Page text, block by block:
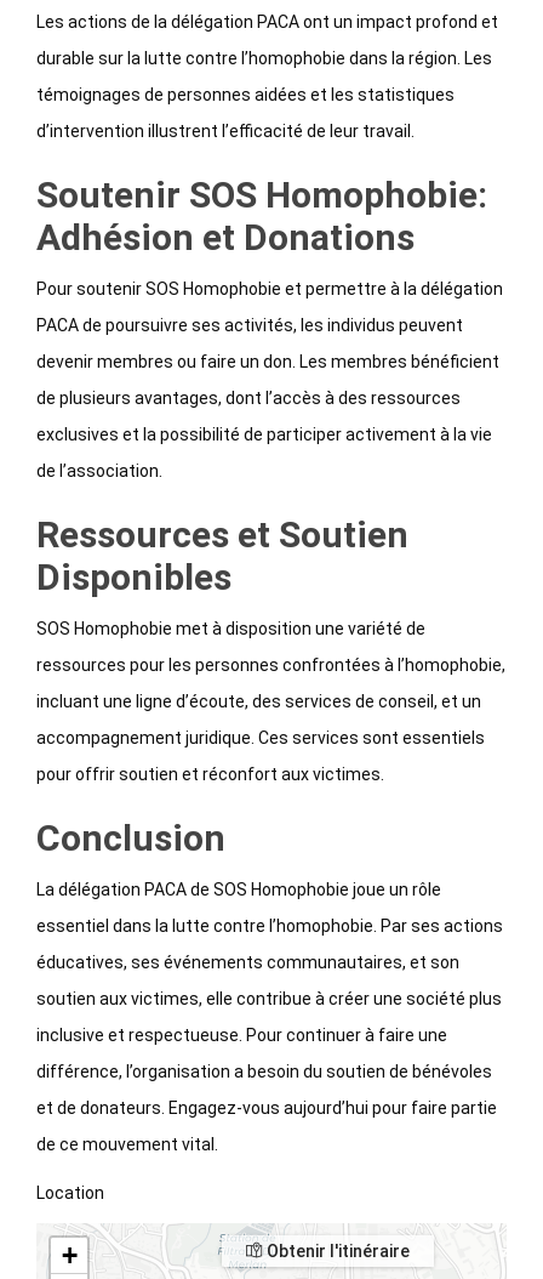
Les actions de la délégation PACA ont un impact profond et
durable sur la lutte contre l’homophobie dans la région. Les
témoignages de personnes aidées et les statistiques
d’intervention illustrent l’efficacité de leur travail.
Soutenir SOS Homophobie:
Adhésion et Donations
Pour soutenir SOS Homophobie et permettre à la délégation
PACA de poursuivre ses activités, les individus peuvent
devenir membres ou faire un don. Les membres bénéficient
de plusieurs avantages, dont l’accès à des ressources
exclusives et la possibilité de participer activement à la vie
de l’association.
Ressources et Soutien
Disponibles
SOS Homophobie met à disposition une variété de
ressources pour les personnes confrontées à l’homophobie,
incluant une ligne d’écoute, des services de conseil, et un
accompagnement juridique. Ces services sont essentiels
pour offrir soutien et réconfort aux victimes.
Conclusion
La délégation PACA de SOS Homophobie joue un rôle
essentiel dans la lutte contre l’homophobie. Par ses actions
éducatives, ses événements communautaires, et son
soutien aux victimes, elle contribue à créer une société plus
inclusive et respectueuse. Pour continuer à faire une
différence, l’organisation a besoin du soutien de bénévoles
et de donateurs. Engagez-vous aujourd’hui pour faire partie
de ce mouvement vital.
Location
+
Obtenir l'itinéraire